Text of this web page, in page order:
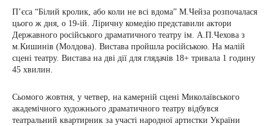
П’єса “Білий кролик, або коли не всі вдома” М.Чейза розпочалася
цього ж дня, о 19-ій. Ліричну комедію представили актори
Державного російського драматичного театру ім. А.П.Чехова з
м.Кишинів (Молдова). Вистава пройшла російською. На малій
сцені театру. Вистава на дві дії для глядачів 18+ тривала 1 годину
45 хвилин.
Сьомого жовтня, у четвер, на камерній сцені Миколаївського
академічного художнього драматичного театру відбувся
театральний квартирник за участі народної артистки України